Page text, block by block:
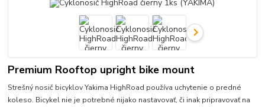
Premium Rooftop upright bike mount
Strešný nosič bicyklov Yakima HighRoad používa uchytenie o predné
koleso. Bicykel nie je potrebné nijako nastavovať, či inak pripravovať na